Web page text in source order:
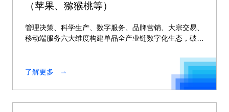
（苹果、猕猴桃等）
管理决策、科学生产、数字服务、品牌营销、大宗交易、
移动端服务六大维度构建单品全产业链数字化生态，破解
了解更多